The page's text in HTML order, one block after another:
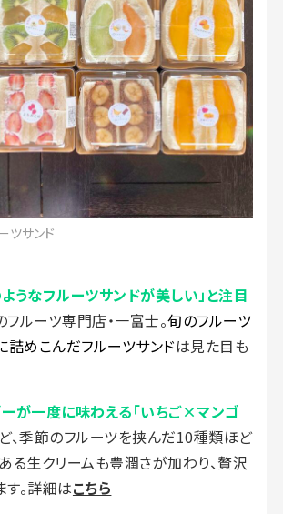
ツサンド
うなフルーツサンドが美しい」と注目
ルーツ専門店・一富士。旬のフルーツ
詰めこんだフルーツサンドは見た目も
が一度に味わえる「いちご×マンゴ
、季節のフルーツを挟んだ10種類ほど
る生クリームも豊潤さが加わり、贅沢
。詳細はこちら